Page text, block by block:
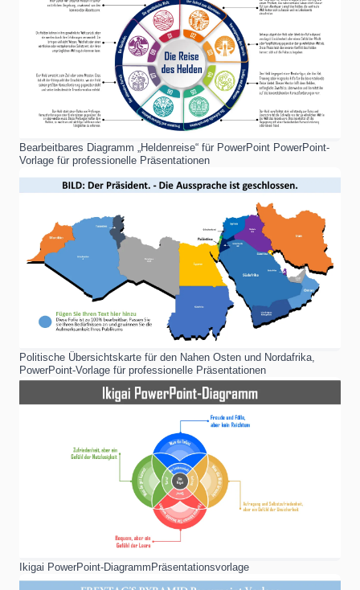
Bearbeitbares Diagramm „Heldenreise“ für PowerPoint PowerPoint-
Vorlage für professionelle Präsentationen
Politische Übersichtskarte für den Nahen Osten und Nordafrika,
PowerPoint-Vorlage für professionelle Präsentationen
Ikigai PowerPoint-DiagrammPräsentationsvorlage